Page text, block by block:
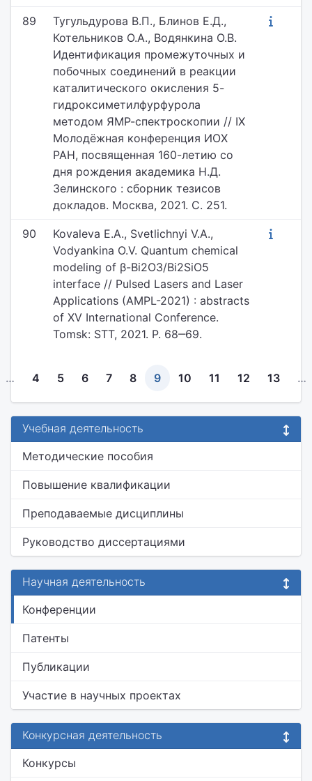
89
Тугульдурова В.П., Блинов Е.Д.,
Котельников О.А., Водянкина О.В.
Идентификация промежуточных и
побочных соединений в реакции
каталитического окисления 5-
гидроксиметилфурфурола
методом ЯМР-спектроскопии // IX
Молодёжная конференция ИОХ
РАН, посвященная 160-летию со
дня рождения академика Н.Д.
Зелинского : сборник тезисов
докладов. Москва, 2021. С. 251.
90
Kovaleva E.A., Svetlichnyi V.A.,
Vodyankina O.V. Quantum chemical
modeling of β-Bi2O3/Bi2SiO5
interface // Pulsed Lasers and Laser
Applications (AMPL-2021) : abstracts
of XV International Conference.
Tomsk: STT, 2021. P. 68‒69.
… 4 5 6 7 8 9 10 11 12 13 …
Учебная деятельность
Методические пособия
Повышение квалификации
Преподаваемые дисциплины
Руководство диссертациями
Научная деятельность
Конференции
Патенты
Публикации
Участие в научных проектах
Конкурсная деятельность
Конкурсы